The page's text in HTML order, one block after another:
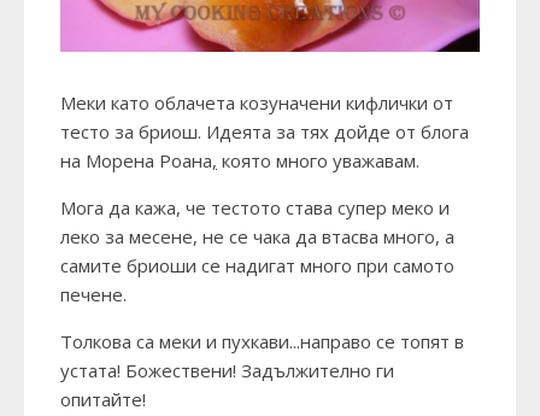
Меки като облачета козуначени кифлички от
тесто за бриош. Идеята за тях дойде от блога
на Морена Роана, която много уважавам.
Мога да кажа, че тестото става супер меко и
леко за месене, не се чака да втасва много, а
самите бриоши се надигат много при самото
печене.
Толкова са меки и пухкави...направо се топят в
устата! Божествени! Задължително ги
опитайте!